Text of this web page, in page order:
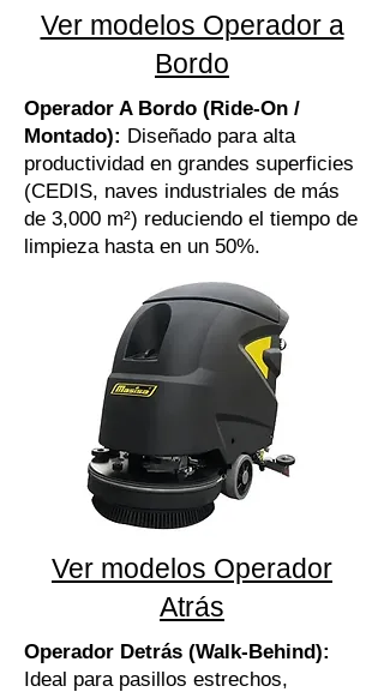
Ver modelos Operador a
Bordo
Operador A Bordo (Ride-On /
Montado): Diseñado para alta
productividad en grandes superficies
(CEDIS, naves industriales de más
de 3,000 m²) reduciendo el tiempo de
limpieza hasta en un 50%.
Ver modelos Operador
Atrás
Operador Detrás (Walk-Behind):
Ideal para pasillos estrechos,